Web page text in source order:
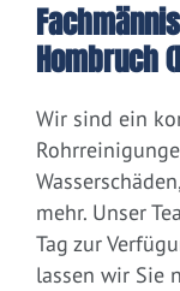
Hombruch
Wir sind ein
mehr. Unser
Tag zur
lassen wir Sie